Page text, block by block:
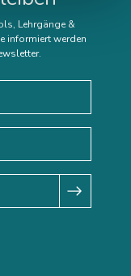
Lehrgänge &
informiert werden